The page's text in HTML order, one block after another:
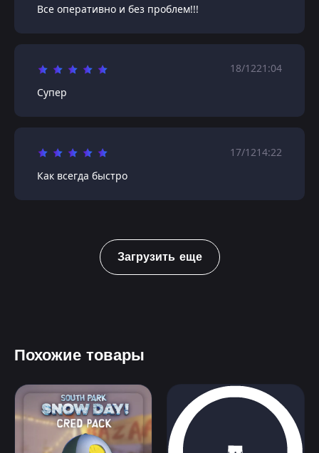
Все оперативно и без проблем!!!
18/1221:04
Супер
17/1214:22
Как всегда быстро
Загрузить еще
Похожие товары